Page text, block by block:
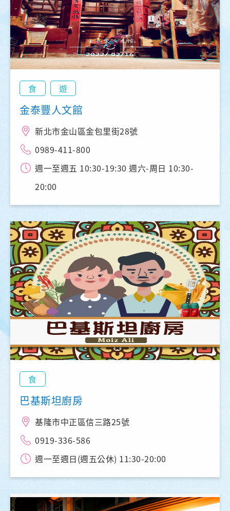
食 遊
金泰豐人文館
新北市金山區金包里街28號
0989-411-800
週一至週五 10:30-19:30 週六-周日 10:30-
20:00
食
巴基斯坦廚房
基隆市中正區信三路25號
0919-336-586
週一至週日(週五公休) 11:30-20:00